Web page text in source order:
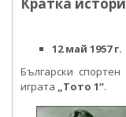
12 май 1957 г.
Български
играта „Тото 1“.